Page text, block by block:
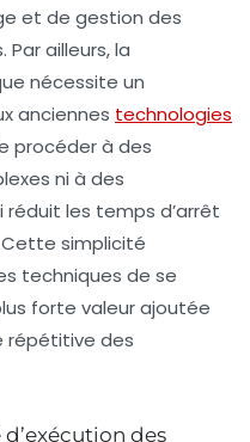
et de gestion des
ailleurs, la
nécessite un
anciennes technologies
procéder à des
ni à des
les temps d’arrêt
simplicité
techniques de se
forte valeur ajoutée
répétitive des
des